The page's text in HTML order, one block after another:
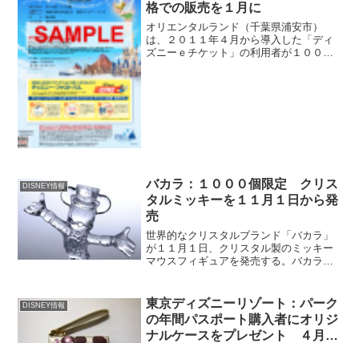
格での販売を１月に
オリエンタルランド（千葉県浦安市）
は、２０１１年４月から導入した「ディ
ズニーｅチケット」の利用者が１００万
DISNEY情報
バカラ：１０００個限定 クリス
タルミッキーを１１月１日から発
売
世界的なクリスタルブランド「バカラ」
が１１月１日、クリスタル製のミッキー
マウスフィギュアを発売する。バカラが
限定で、価格は７万円。ミッキーマウス
のフィギュアは、東京ディ...
DISNEY情報
東京ディズニーリゾート：パーク
の年間パスポート購入者にオリジ
ナルケースをプレゼント ４月１